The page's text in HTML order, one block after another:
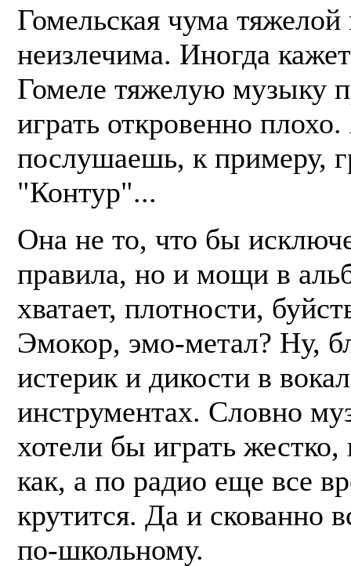
Гомельская чума
неизлечима. Иногда
Гомеле тяжелую музыку
играть откровенно
послушаешь, к примеру,
"Контур"...
Она не то, что бы
правила, но и мощи в
хватает, плотности,
Эмокор, эмо-метал? Ну,
истерик и дикости в
инструментах. Словно
хотели бы играть
как, а по радио еще все
крутится. Да и скованно
по-школьному.